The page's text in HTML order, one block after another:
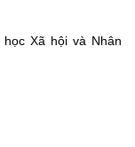
Xã hội và Nhân